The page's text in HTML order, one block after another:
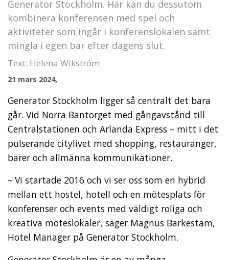
Generator Stockholm. Här kan du dessutom
kombinera konferensen med spel och
aktiviteter som ingår i konferenslokalen samt
mingla i egen bar efter dagens slut.
Text: Helena Wikström
21 mars 2024,
Generator Stockholm ligger så centralt det bara
går. Vid Norra Bantorget med gångavstånd till
Centralstationen och Arlanda Express – mitt i det
pulserande citylivet med shopping, restauranger,
barer och allmänna kommunikationer.
– Vi startade 2016 och vi ser oss som en hybrid
mellan ett hostel, hotell och en mötesplats för
konferenser och events med väldigt roliga och
kreativa möteslokaler, säger Magnus Barkestam,
Hotel Manager på Generator Stockholm.